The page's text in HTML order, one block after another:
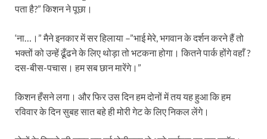
पता है?” किशन ने पूछा।
‘ना…।” मैने इनकार में सर हिलाया –”भाई मेरे, भगवान के दर्शन करने हैं तो
भक्तों को उन्हें ढूँढने के लिए थोड़ा तो भटकना होगा। कितने पार्क होंगे वहाँ ?
दस-बीस-पचास। हम सब छान मारेंगे।”
किशन हँसने लगा। और फिर उस दिन हम दोनों में तय यह हुआ कि हम
रविवार के दिन सुबह सात बहे ही मोरी गेट के लिए निकल लेंगे।